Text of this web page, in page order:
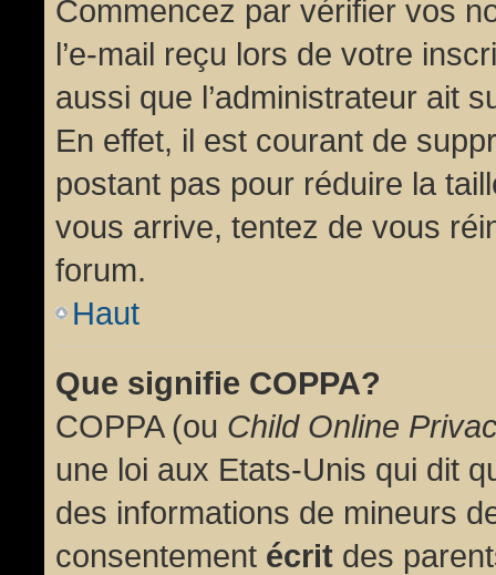
Commencez par vérifier vos
l’e-mail reçu lors de votre
aussi que l’administrateur ait
En effet, il est courant de
postant pas pour réduire la
vous arrive, tentez de vous
forum.
Haut
Que signifie COPPA?
COPPA (ou Child Online
une loi aux Etats-Unis qui dit
des informations de mineurs
consentement écrit des